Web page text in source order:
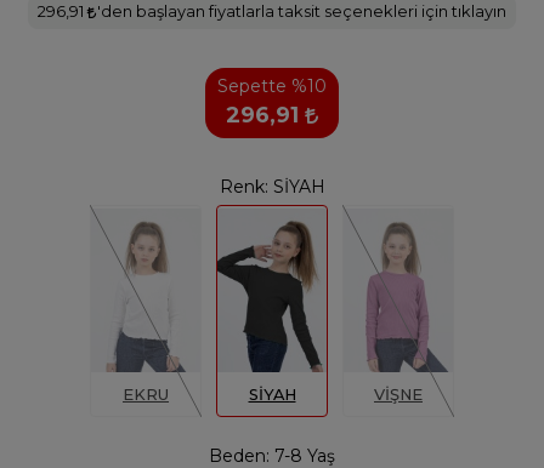
296,91 'den başlayan fiyatlarla taksit seçenekleri için tıklayın
Sepette %10
296,91
Renk: SİYAH
EKRU SİYAH VİŞNE
Beden: 7-8 Yaş